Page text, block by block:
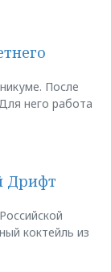
После
него работа
Дрифт
коктейль из